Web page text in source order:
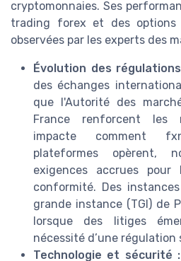
cryptomonnaies. Ses
trading forex et des options
observées par les experts des
Évolution des
des échanges
que l'Autorité des
France renforcent les
impacte comment
plateformes opèrent,
exigences accrues
conformité. Des
grande instance (TGI) de
lorsque des litiges
nécessité d’une régulation
Technologie et sécurité :